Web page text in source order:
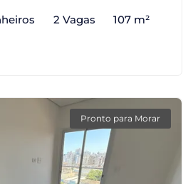
2 Vagas 107 m²
Pronto para Morar